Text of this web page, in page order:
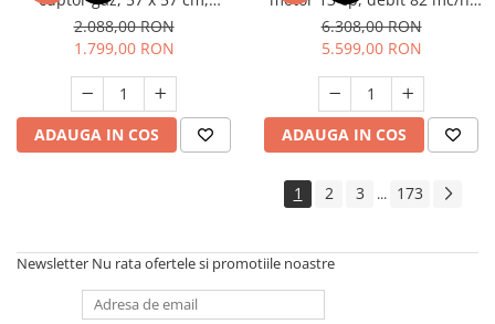
rotisor, grill, ventilatie,
aprindere electrica, gratare
fonta, negru + plita inox,
Studio Casa Marco
2.088,00 RON
1.799,00 RON
ADAUGA IN COS
pornire electrica, refulare
60m, aspiratie 8m, Visoli
6.308,00 RON
5.599,00 RON
ADAUGA IN COS
1 2 3 ... 173
Newsletter Nu rata ofertele si promotiile noastre